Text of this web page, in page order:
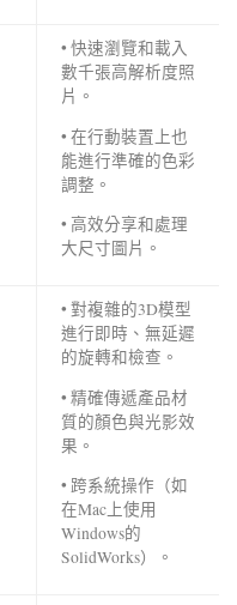
• 快速瀏覽和載入
數千張高解析度照
片。
• 在行動裝置上也
能進行準確的色彩
調整。
• 高效分享和處理
大尺寸圖片。
• 對複雜的3D模型
進行即時、無延遲
的旋轉和檢查。
• 精確傳遞產品材
質的顏色與光影效
果。
• 跨系統操作（如
在Mac上使用
Windows的
SolidWorks）。